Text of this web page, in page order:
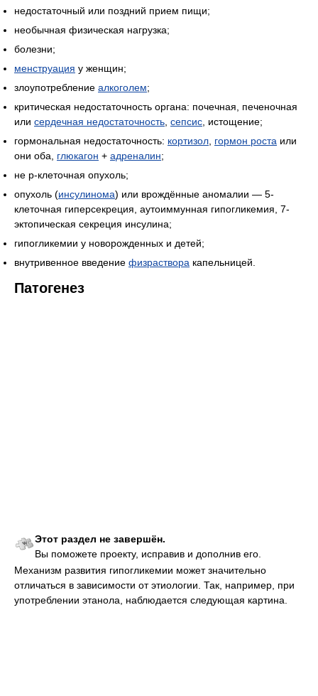
недостаточный или поздний прием пищи;
необычная физическая нагрузка;
болезни;
менструация у женщин;
злоупотребление алкоголем;
критическая недостаточность органа: почечная, печеночная
или сердечная недостаточность сепсис , истощение;
гормональная недостаточность: кортизол гормон роста или
они оба, глюкагон + адреналин;
не р-клеточная опухоль;
опухоль (инсулинома) или врождённые аномалии — 5-
клеточная гиперсекреция, аутоиммунная гипогликемия, 7-
эктопическая секреция инсулина;
гипогликемии у новорожденных и детей;
внутривенное введение физраствора капельницей.
Патогенез
Этот раздел не завершён.
Вы поможете проекту, исправив и дополнив его.
Механизм развития гипогликемии может значительно
отличаться в зависимости от этиологии. Так, например, при
употреблении этанола, наблюдается следующая картина.